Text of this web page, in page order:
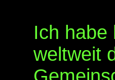
Ich habe
weltweit